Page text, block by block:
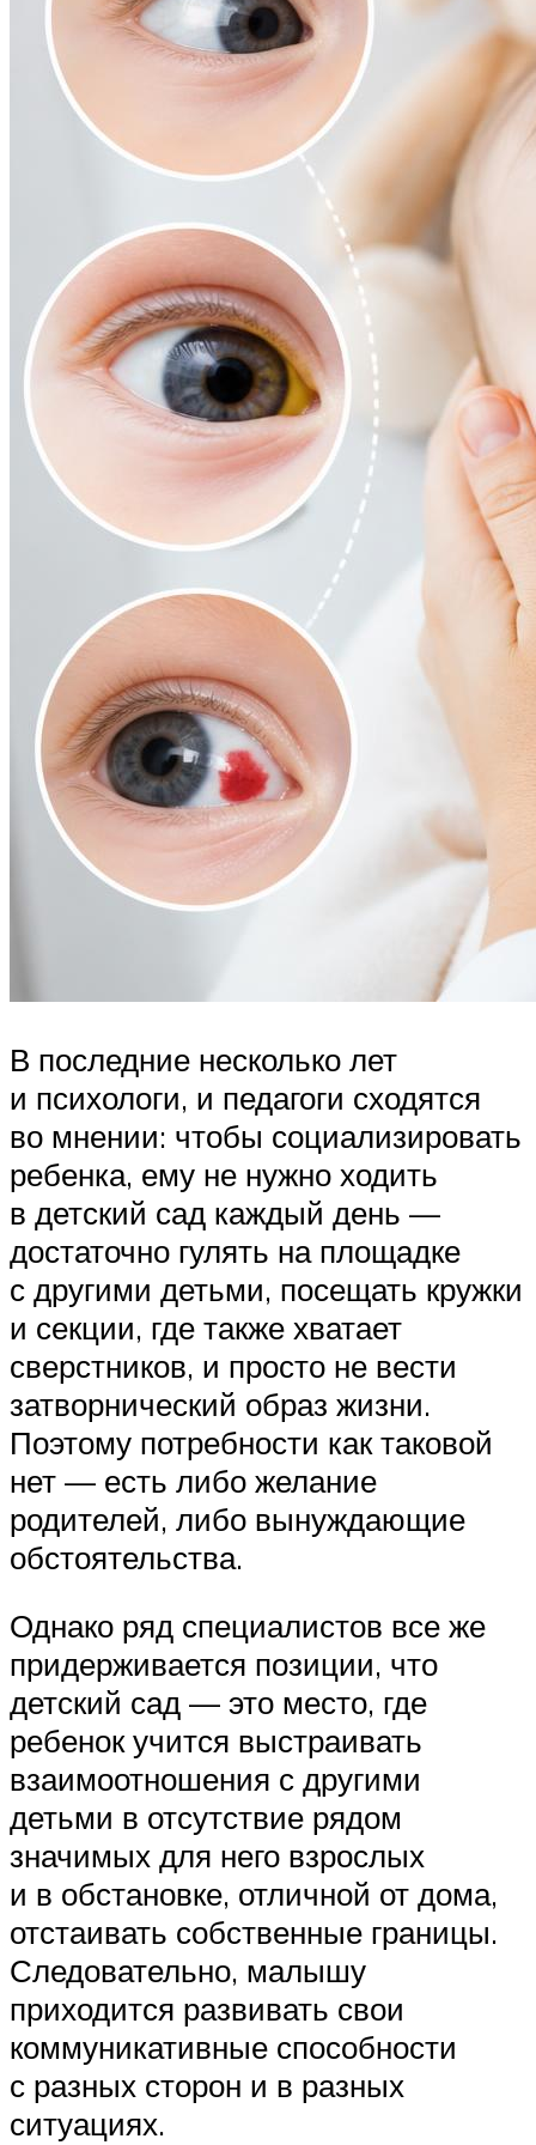
В последние несколько лет
и психологи, и педагоги сходятся
во мнении: чтобы социализировать
ребенка, ему не нужно ходить
в детский сад каждый день —
достаточно гулять на площадке
с другими детьми, посещать кружки
и секции, где также хватает
сверстников, и просто не вести
затворнический образ жизни.
Поэтому потребности как таковой
нет — есть либо желание
родителей, либо вынуждающие
обстоятельства.
Однако ряд специалистов все же
придерживается позиции, что
детский сад — это место, где
ребенок учится выстраивать
взаимоотношения с другими
детьми в отсутствие рядом
значимых для него взрослых
и в обстановке, отличной от дома,
отстаивать собственные границы.
Следовательно, малышу
приходится развивать свои
коммуникативные способности
с разных сторон и в разных
ситуациях.